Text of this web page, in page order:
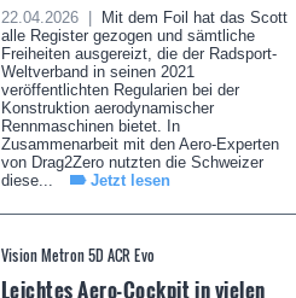
22.04.2026 |
Mit dem Foil hat das Scott
alle Register gezogen und sämtliche
Freiheiten ausgereizt, die der Radsport-
Weltverband in seinen 2021
veröffentlichten Regularien bei der
Konstruktion aerodynamischer
Rennmaschinen bietet. In
Zusammenarbeit mit den Aero-Experten
von Drag2Zero nutzten die Schweizer
diese...
Jetzt lesen
Vision Metron 5D ACR Evo
Leichtes Aero-Cockpit in vielen